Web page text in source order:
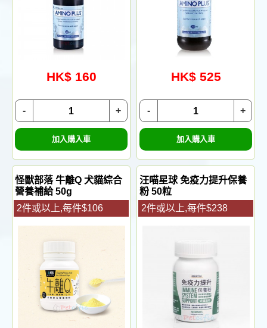
HK$ 160
+
-
加入購入車
HK$ 525
+
-
加入購入車
怪獸部落 牛離Q 犬貓綜合
營養補給 50g
2件或以上,每件$106
汪喵星球 免疫力提升保養
粉 50粒
2件或以上,每件$238